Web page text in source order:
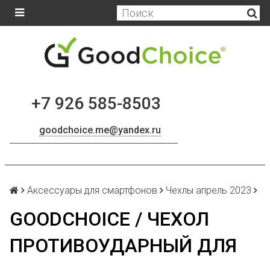
+7 926 585-8503
goodchoice.me@yandex.ru
Аксессуары для смартфонов Чехлы апрель 2023
GOODCHOICE / ЧЕХОЛ
ПРОТИВОУДАРНЫЙ ДЛЯ